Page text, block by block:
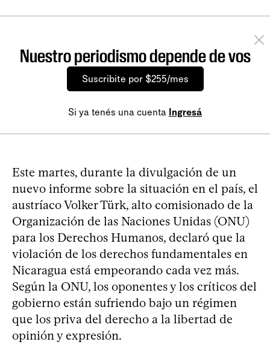
Nuestro periodismo depende de vos
Suscribite por $255/mes
Si ya tenés una cuenta Ingresá
Este martes, durante la divulgación de un
nuevo informe sobre la situación en el país, el
austríaco Volker Türk, alto comisionado de la
Organización de las Naciones Unidas (ONU)
para los Derechos Humanos, declaró que la
violación de los derechos fundamentales en
Nicaragua está empeorando cada vez más.
Según la ONU, los oponentes y los críticos del
gobierno están sufriendo bajo un régimen
que los priva del derecho a la libertad de
opinión y expresión.